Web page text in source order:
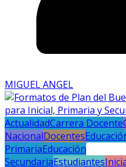
MIGUEL ANGEL
ActualidadCarrera Docente
NacionalDocentes
PrimariaEducación
SecundariaEstudiantes